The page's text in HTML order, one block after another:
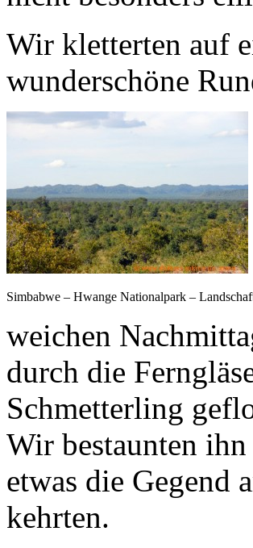
Wir kletterten auf
wunderschöne
Simbabwe – Hwange Nationalpark –
weichen
durch die
Schmetterling
Wir bestaunten
etwas die Gegend
kehrten.